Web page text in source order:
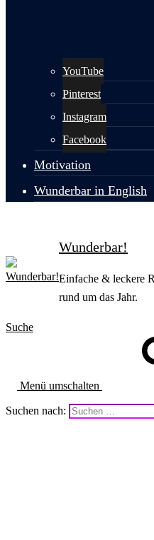
YouTube
Pinterest
Instagram
Facebook
Motivation
Wunderbar in English
Wunderbar!
Einfache & leckere
rund um das Jahr.
Suche
Menü umschalten
Suchen nach: